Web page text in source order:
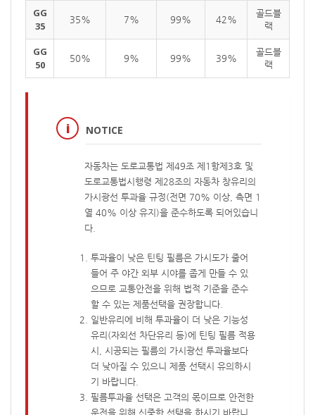
GG
35
35% 7% 99% 42%
골드블
랙
GG
50
50% 9% 99% 39%
골드블
랙
NOTICE
자동차는 도로교통법 제49조 제1항제3호 및
도로교통법시행령 제28조의 자동차 창유리의
가시광선 투과율 규정(전면 70% 이상, 측면 1
열 40% 이상 유지)을 준수하도록 되어있습니
다.
투과율이 낮은 틴팅 필름은 가시도가 줄어
들어 주 야간 외부 시야를 좁게 만들 수 있
으므로 교통안전을 위해 법적 기준을 준수
할 수 있는 제품선택을 권장합니다.
일반유리에 비해 투과율이 더 낮은 기능성
유리(자외선 차단유리 등)에 틴팅 필름 적용
시, 시공되는 필름의 가시광선 투과율보다
더 낮아질 수 있으니 제품 선택시 유의하시
기 바랍니다.
필름투과율 선택은 고객의 몫이므로 안전한
운전을 위해 신중한 선택을 하시기 바랍니